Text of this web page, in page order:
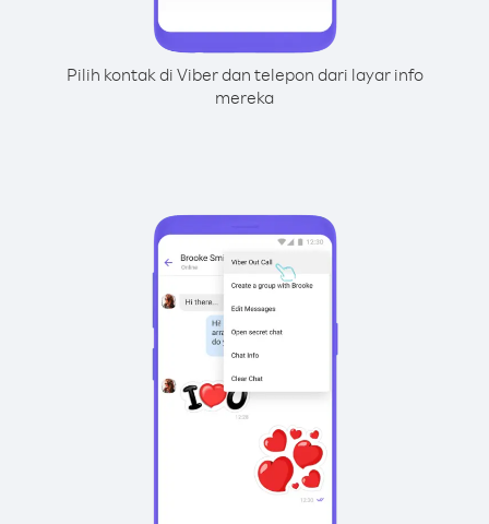
Pilih kontak di Viber dan telepon dari layar info
mereka